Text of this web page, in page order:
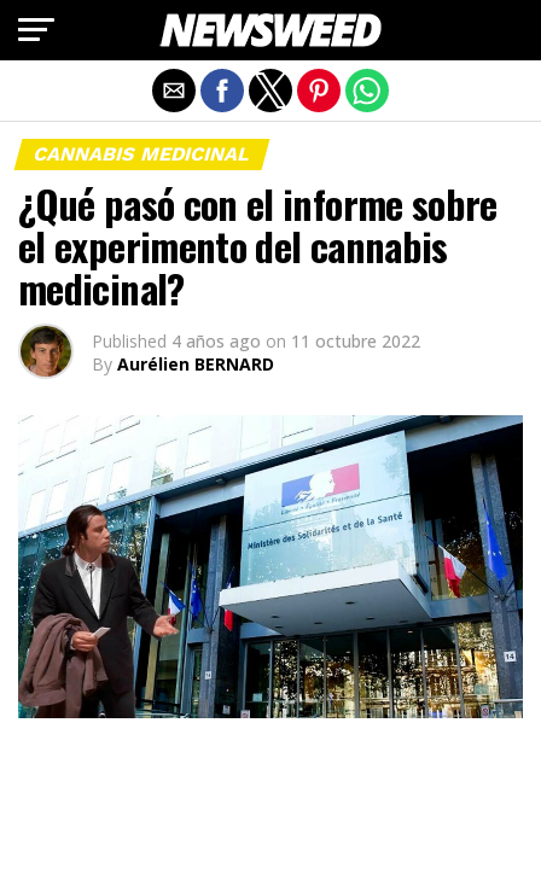
CANNABIS MEDICINAL
¿Qué pasó con el informe sobre
el experimento del cannabis
medicinal?
Published 4 años ago on 11 octubre 2022
By Aurélien BERNARD
Salir de la versión móvil